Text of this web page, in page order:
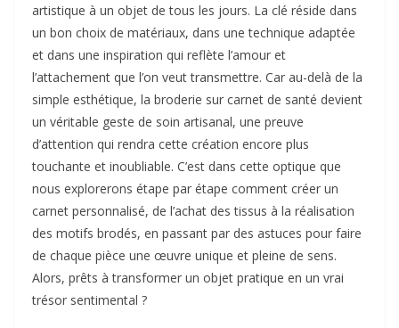
artistique à un objet de tous les jours. La clé réside dans
un bon choix de matériaux, dans une technique adaptée
et dans une inspiration qui reflète l’amour et
l’attachement que l’on veut transmettre. Car au-delà de la
simple esthétique, la broderie sur carnet de santé devient
un véritable geste de soin artisanal, une preuve
d’attention qui rendra cette création encore plus
touchante et inoubliable. C’est dans cette optique que
nous explorerons étape par étape comment créer un
carnet personnalisé, de l’achat des tissus à la réalisation
des motifs brodés, en passant par des astuces pour faire
de chaque pièce une œuvre unique et pleine de sens.
Alors, prêts à transformer un objet pratique en un vrai
trésor sentimental ?